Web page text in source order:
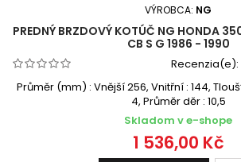
VÝROBCA: NG
PREDNÝ BRZDOVÝ KOTÚČ NG HONDA
CB S G 1986 - 1990
Recenzia(e):
Průměr (mm) : Vnější 256, Vnitřní : 144,
4, Průměr děr : 10,5
Skladom v e-shope
1 536,00 Kč